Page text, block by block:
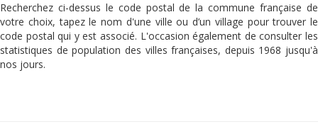
Recherchez ci-dessus le code postal de la commune française de
votre choix, tapez le nom d'une ville ou d’un village pour trouver le
code postal qui y est associé. L'occasion également de consulter les
statistiques de population des villes françaises, depuis 1968 jusqu'à
nos jours.